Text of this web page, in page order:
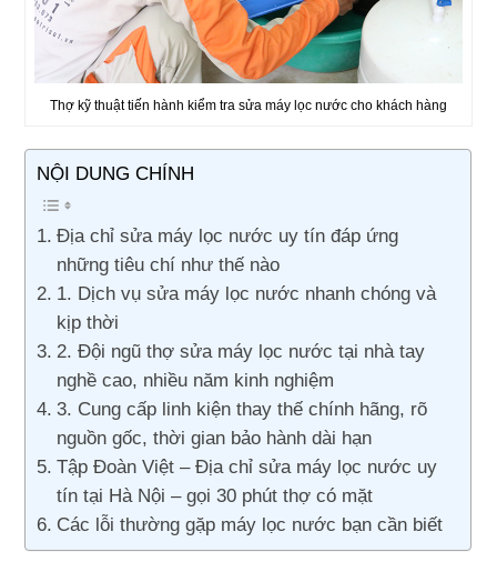
Thợ kỹ thuật tiến hành kiểm tra sửa máy lọc nước cho khách hàng
NỘI DUNG CHÍNH
Địa chỉ sửa máy lọc nước uy tín đáp ứng
những tiêu chí như thế nào
1. Dịch vụ sửa máy lọc nước nhanh chóng và
kịp thời
2. Đội ngũ thợ sửa máy lọc nước tại nhà tay
nghề cao, nhiều năm kinh nghiệm
3. Cung cấp linh kiện thay thế chính hãng, rõ
nguồn gốc, thời gian bảo hành dài hạn
Tập Đoàn Việt – Địa chỉ sửa máy lọc nước uy
tín tại Hà Nội – gọi 30 phút thợ có mặt
Các lỗi thường gặp máy lọc nước bạn cần biết